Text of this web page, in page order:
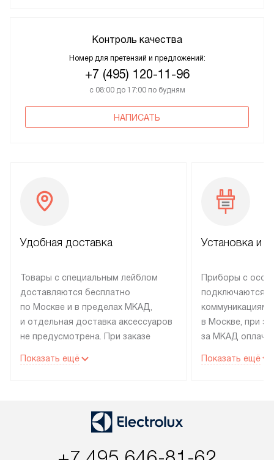
Контроль качества
Номер для претензий и предложений:
+7 (495) 120-11-96
с 08:00 до 17:00 по будням
НАПИСАТЬ
Удобная доставка
Товары с специальным лейблом
доставляются бесплатно
по Москве и в пределах МКАД,
и отдельная доставка аксессуаров
не предусмотрена. При заказе
рекомендуем обсудить
со статусом «В наличии» могут
быть отправлены покупателю
интересен товар «Под заказ»,
Показать ещё
Установка и
Приборы с
подключаются к
коммуникациям
в Москве, при
за МКАД
партнера
по монтажу
Показать ещё